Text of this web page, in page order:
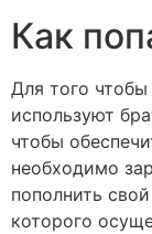
Как
Для того чтобы
используют
чтобы
необходимо
пополнить
которого